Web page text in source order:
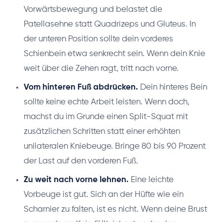
Vorwärtsbewegung und belastet die
Patellasehne statt Quadrizeps und Gluteus. In
der unteren Position sollte dein vorderes
Schienbein etwa senkrecht sein. Wenn dein Knie
weit über die Zehen ragt, tritt nach vorne.
Vom hinteren Fuß abdrücken. Dein hinteres Bein
sollte keine echte Arbeit leisten. Wenn doch,
machst du im Grunde einen Split-Squat mit
zusätzlichen Schritten statt einer erhöhten
unilateralen Kniebeuge. Bringe 80 bis 90 Prozent
der Last auf den vorderen Fuß.
Zu weit nach vorne lehnen. Eine leichte
Vorbeuge ist gut. Sich an der Hüfte wie ein
Scharnier zu falten, ist es nicht. Wenn deine Brust